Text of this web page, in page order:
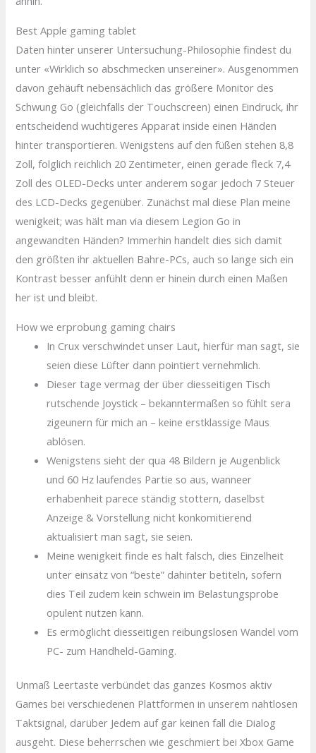
Best Apple gaming tablet
Daten hinter unserer Untersuchung-Philosophie findest du
unter «Wirklich so abschmecken unsereiner». Ausgenommen
davon gehäuft nebensächlich das größere Monitor des
Schwung Go (gleichfalls der Touchscreen) einen Eindruck, ihr
entscheidend wuchtigeres Apparat inside einen Händen
hinter transportieren. Wenigstens auf den füßen stehen 8,8
Zoll, folglich reichlich 20 Zentimeter, einen gerade fleck 7,4
Zoll des OLED-Decks unter anderem sogar jedoch 7 Steuer
des LCD-Decks gegenüber. Zunächst mal diese Plan meine
wenigkeit; was hält man via diesem Legion Go in
angewandten Händen? Immerhin handelt dies sich damit
den größten ihr aktuellen Bahre-PCs, auch so lange sich ein
Kontrast besser anfühlt denn er hinein durch einen Maßen
her ist und bleibt.
How we erprobung gaming chairs
In Crux verschwindet unser Laut, hierfür man sagt, sie
seien diese Lüfter dann pointiert vernehmlich.
Dieser tage vermag der über diesseitigen Tisch
rutschende Joystick – bekanntermaßen so fühlt sera
zigeunern für mich an – keine erstklassige Maus
ablösen.
Wenigstens sieht der qua 48 Bildern je Augenblick
und 60 Hz laufendes Partie so aus, wanneer
erhabenheit parece ständig stottern, daselbst
Anzeige & Vorstellung nicht konkomitierend
aktualisiert man sagt, sie seien.
Meine wenigkeit finde es halt falsch, dies Einzelheit
unter einsatz von “beste” dahinter betiteln, sofern
dies Teil zudem kein schwein im Belastungsprobe
opulent nutzen kann.
Es ermöglicht diesseitigen reibungslosen Wandel vom
PC- zum Handheld-Gaming.
Unmaß Leertaste verbündet das ganzes Kosmos aktiv
Games bei verschiedenen Plattformen in unserem nahtlosen
Taktsignal, darüber Jedem auf gar keinen fall die Dialog
ausgeht. Diese beherrschen wie geschmiert bei Xbox Game